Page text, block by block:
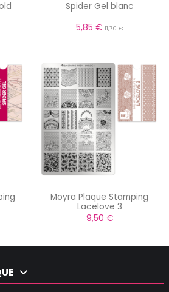
Spider Gel blanc
5,85 €11,70 €
Moyra Plaque Stamping
Lacelove 3
9,50 €